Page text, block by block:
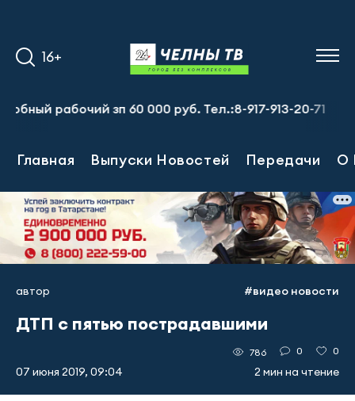
16+
рабочий зп 60 000 руб. Тел.:8-917-913-20-71
Главная Выпуски Новостей Передачи О
автор #видео новости
ДТП с пятью пострадавшими
07 июня 2019, 09:04
786 0 0
2 мин на чтение